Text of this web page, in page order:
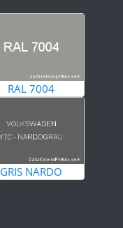
RAL 7004
GRIS NARDO